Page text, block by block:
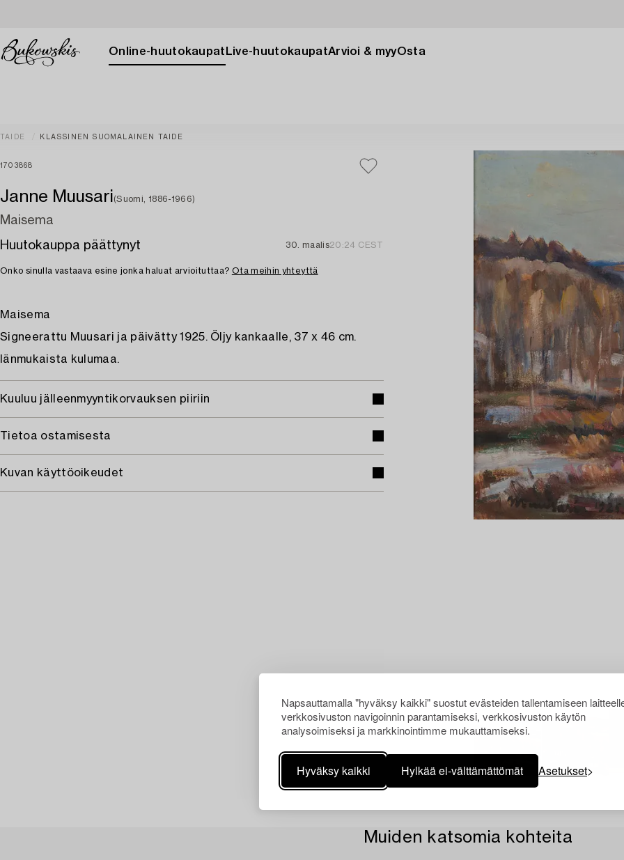
Napsauttamalla "hyväksy kaikki" suostut evästeiden tallentamiseen
verkkosivuston navigoinnin parantamiseksi, verkkosivuston käytön
analysoimiseksi ja markkinointimme mukauttamiseksi.
Hyväksy kaikki Hylkää ei-välttämättömät Asetukset
Online-huutokaupat Live-huutokaupatArvioi & myyOsta
TAIDE KLASSINEN SUOMALAINEN TAIDE
1703868
Janne Muusari(Suomi, 1886-1966)
Maisema
Huutokauppa päättynyt
30. maalis20:24 CEST
Onko sinulla vastaava esine jonka haluat arvioituttaa? Ota meihin yhteyttä
Maisema
Signeerattu Muusari ja päivätty 1925. Öljy kankaalle, 37 x 46 cm.
Iänmukaista kulumaa.
Kuuluu jälleenmyyntikorvauksen piiriin
Tietoa ostamisesta
Kuvan käyttöoikeudet
Muiden katsomia kohteita